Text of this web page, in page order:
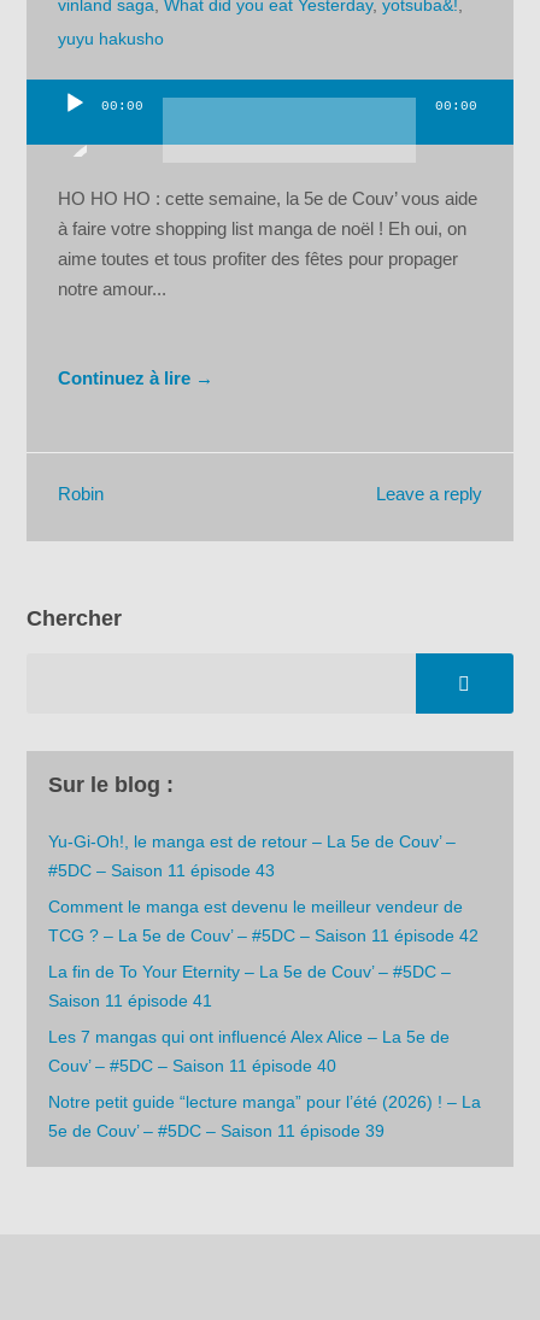
vinland saga ,What did you eat Yesterday,yotsuba&!
yuyu hakusho
00:00 00:00
HO HO HO : cette semaine, la 5e de Couv’ vous aide
à faire votre shopping list manga de noël ! Eh oui, on
aime toutes et tous profiter des fêtes pour propager
notre amour...
Continuez à lire →
Leave a reply
Robin
Chercher
Sur le blog :
Yu-Gi-Oh!, le manga est de retour – La 5e de Couv’ –
#5DC – Saison 11 épisode 43
Comment le manga est devenu le meilleur vendeur de
TCG ? – La 5e de Couv’ – #5DC – Saison 11 épisode 42
La fin de To Your Eternity – La 5e de Couv’ – #5DC –
Saison 11 épisode 41
Les 7 mangas qui ont influencé Alex Alice – La 5e de
Couv’ – #5DC – Saison 11 épisode 40
Notre petit guide “lecture manga” pour l’été (2026) ! – La
5e de Couv’ – #5DC – Saison 11 épisode 39